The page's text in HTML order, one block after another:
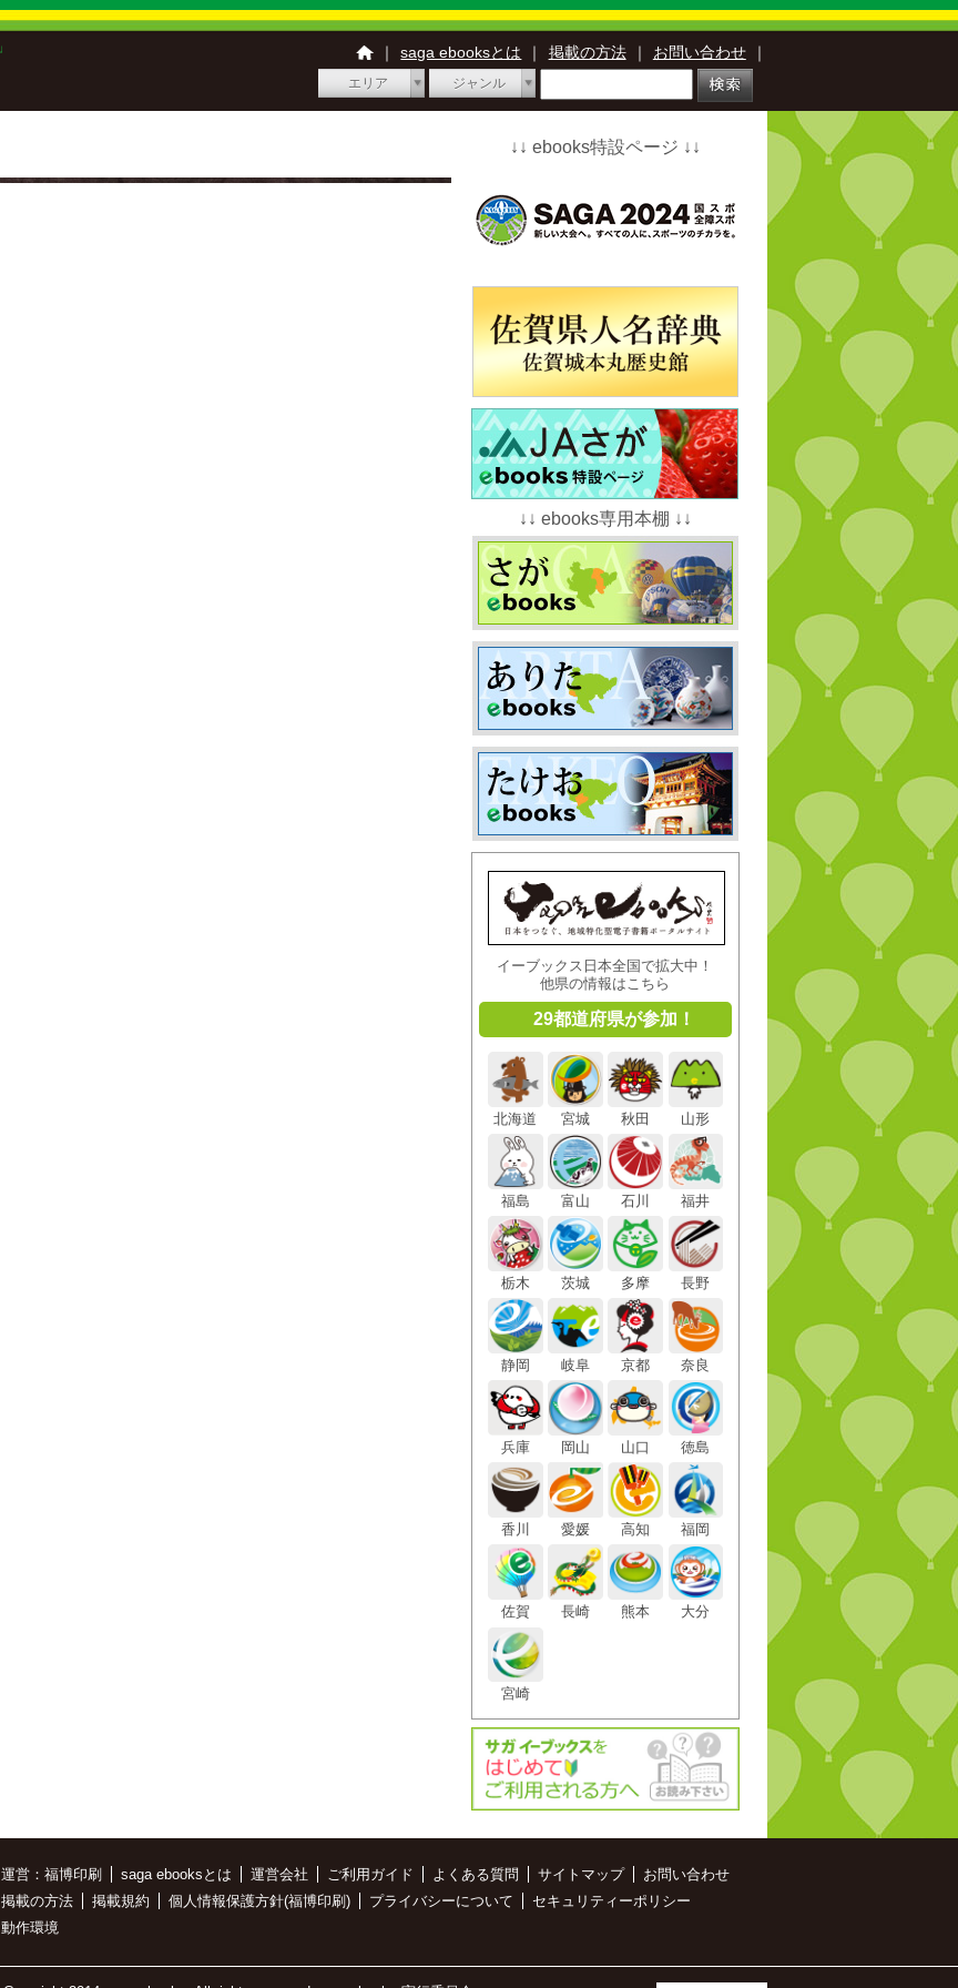
｜ saga ebooksとは ｜ 掲載の方法 ｜ お問い合わせ ｜
エリア ジャンル
↓↓ ebooks特設ページ ↓↓
↓↓ ebooks専用本棚 ↓↓
イーブックス日本全国で拡大中！
他県の情報はこちら
29都道府県が参加！
北海道 宮城 秋田 山形
福島 富山 石川 福井
栃木 茨城 多摩 長野
静岡 岐阜 京都 奈良
兵庫 岡山 山口 徳島
香川 愛媛 高知 福岡
佐賀 長崎 熊本 大分
宮崎
運営：福博印刷 saga ebooksとは 運営会社 ご利用ガイド よくある質問 サイトマップ
お問い合わせ
掲載の方法
掲載規約 個人情報保護方針(福博印刷) プライバシーについて
セキュリティーポリシー
動作環境